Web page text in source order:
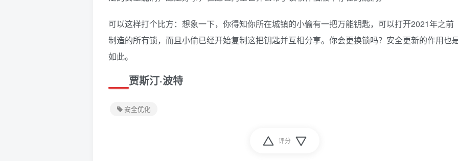
可以这样打个比方：想象一下，你得知你所在城镇的小偷有一把万能钥匙，可以打开2021年之前
制造的所有锁，而且小偷已经开始复制这把钥匙并互相分享。你会更换锁吗？安全更新的作用也
如此。
贾斯汀·波特
安全优化
评分